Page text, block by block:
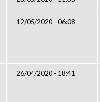
12/05/2020 - 06:08
26/04/2020 - 18:41